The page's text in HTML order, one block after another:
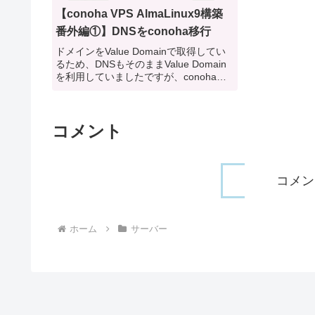
【conoha VPS AlmaLinux9構築
番外編①】DNSをconoha移行
ドメインをValue Domainで取得してい
るため、DNSもそのままValue Domain
を利用していましたですが、conoha証
コメント
コメ
ホーム サーバー